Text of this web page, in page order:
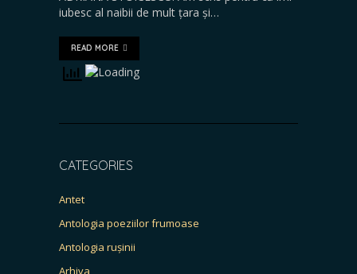
iubesc al naibii de mult țara și…
READ MORE
CATEGORIES
Antet
Antologia poeziilor frumoase
Antologia rușinii
Arhiva